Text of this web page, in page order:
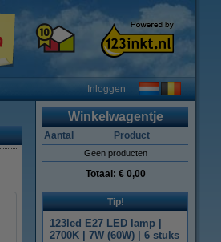
Inloggen
Winkelwagentje
Aantal Product
Geen producten
Totaal: € 0,00
Tip!
123led E27 LED lamp |
2700K | 7W (60W) | 6 stuks